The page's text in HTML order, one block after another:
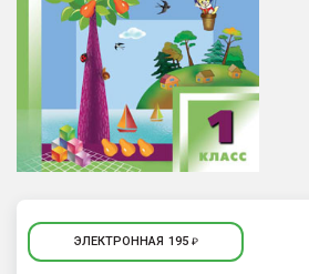
ЭЛЕКТРОННАЯ 195 ₽